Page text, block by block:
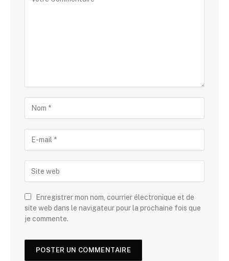
Enregistrer mon nom, courrier électronique et de
site web dans le navigateur pour la prochaine fois que
je commente.